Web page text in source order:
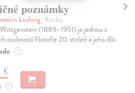
| Kniha
(1889–1951) je jednou z
20. století a jeho dílo je...